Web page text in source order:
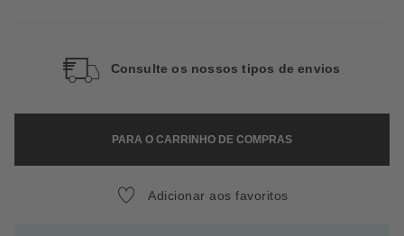
Consulte os nossos tipos de envios
PARA O CARRINHO DE COMPRAS
Adicionar aos favoritos